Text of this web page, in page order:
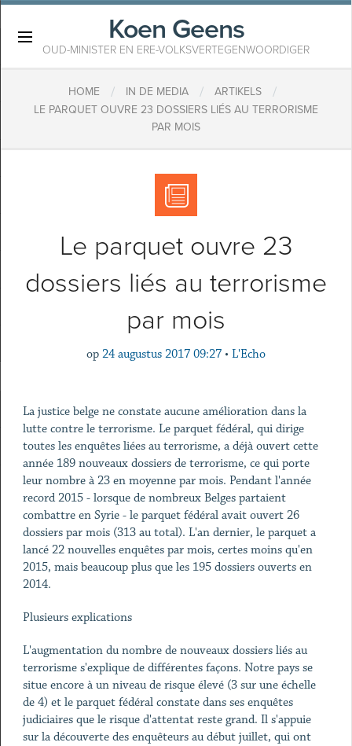
Koen Geens
OUD-MINISTER EN ERE-VOLKSVERTEGENWOORDIGER
HOME / IN DE MEDIA / ARTIKELS /
LE PARQUET OUVRE 23 DOSSIERS LIÉS AU TERRORISME
PAR MOIS
Le parquet ouvre 23
dossiers liés au terrorisme
par mois
op 24 augustus 2017 09:27 • L'Echo
La justice belge ne constate aucune amélioration dans la
lutte contre le terrorisme. Le parquet fédéral, qui dirige
toutes les enquêtes liées au terrorisme, a déjà ouvert cette
année 189 nouveaux dossiers de terrorisme, ce qui porte
leur nombre à 23 en moyenne par mois. Pendant l'année
record 2015 - lorsque de nombreux Belges partaient
combattre en Syrie - le parquet fédéral avait ouvert 26
dossiers par mois (313 au total). L'an dernier, le parquet a
lancé 22 nouvelles enquêtes par mois, certes moins qu'en
2015, mais beaucoup plus que les 195 dossiers ouverts en
2014.
Plusieurs explications
L'augmentation du nombre de nouveaux dossiers liés au
terrorisme s'explique de différentes façons. Notre pays se
situe encore à un niveau de risque élevé (3 sur une échelle
de 4) et le parquet fédéral constate dans ses enquêtes
judiciaires que le risque d'attentat reste grand. Il s'appuie
sur la découverte des enquêteurs au début juillet, qui ont